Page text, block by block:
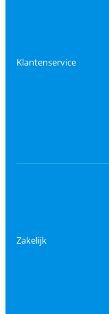
Klantenservice
Zakelijk